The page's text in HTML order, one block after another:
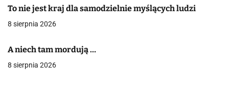
a
w
p
i
To nie jest kraj dla samodzielnie myślących ludzi
8 sierpnia 2026
A niech tam mordują …
8 sierpnia 2026